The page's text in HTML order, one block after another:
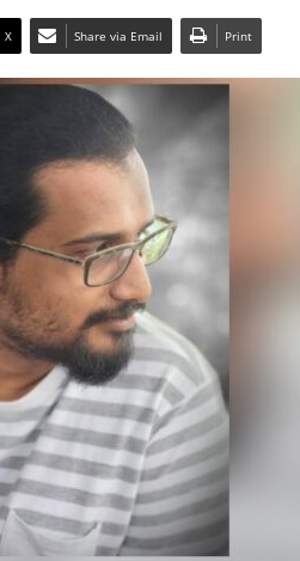
X Share via Email Print